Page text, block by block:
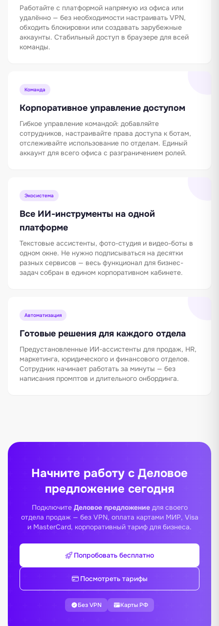
Работайте с платформой напрямую из офиса или
удалённо — без необходимости настраивать VPN,
обходить блокировки или создавать зарубежные
аккаунты. Стабильный доступ в браузере для всей
команды.
Команда
Корпоративное управление доступом
Гибкое управление командой: добавляйте
сотрудников, настраивайте права доступа к ботам,
отслеживайте использование по отделам. Единый
аккаунт для всего офиса с разграничением ролей.
Экосистема
Все ИИ-инструменты на одной
платформе
Текстовые ассистенты, фото-студия и видео-боты в
одном окне. Не нужно подписываться на десятки
разных сервисов — весь функционал для бизнес-
задач собран в едином корпоративном кабинете.
Автоматизация
Готовые решения для каждого отдела
Предустановленные ИИ-ассистенты для продаж, HR,
маркетинга, юридического и финансового отделов.
Сотрудник начинает работать за минуты — без
написания промптов и длительного онбординга.
Начните работу с Деловое
предложение сегодня
Подключите Деловое предложениедля своего
отдела продаж — без VPN, оплата картами МИР, Visa
и MasterCard, корпоративный тариф для бизнеса.
Попробовать бесплатно
Посмотреть тарифы
Без VPN Карты РФ